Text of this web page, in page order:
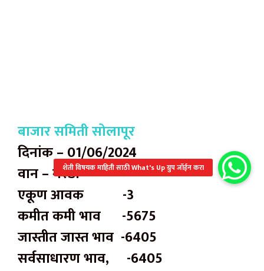
बाजार समिती सोलापूर
दिनांक – 01/06/2024
वान – गरडा
एकूण आवक -3
कमीत कमी भाव -5675
जास्तीत जास्त भाव -6405
सर्वसाधारण भाव, -6405